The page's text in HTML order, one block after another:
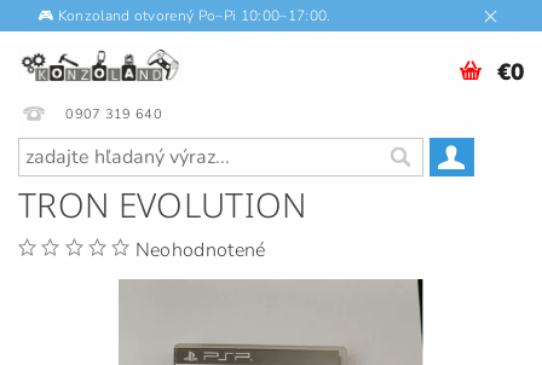
🎮 Konzoland otvorený Po–Pi 10:00–17:00.
0907 319 640
€0
TRON EVOLUTION
Neohodnotené